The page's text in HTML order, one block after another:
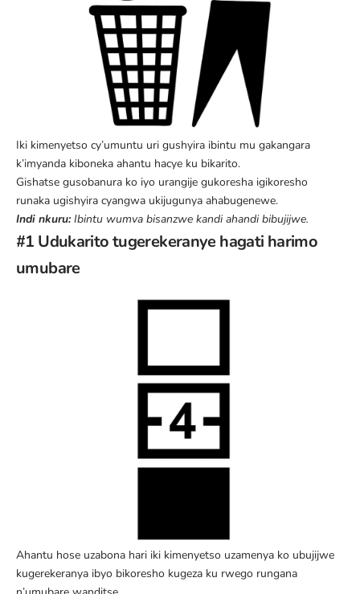
Iki kimenyetso cy’umuntu uri gushyira ibintu mu gakangara
k’imyanda kiboneka ahantu hacye ku bikarito.
Gishatse gusobanura ko iyo urangije gukoresha igikoresho
runaka ugishyira cyangwa ukijugunya ahabugenewe.
Indi nkuru: Ibintu wumva bisanzwe kandi ahandi bibujijwe.
#1 Udukarito tugerekeranye hagati harimo
umubare
Ahantu hose uzabona hari iki kimenyetso uzamenya ko ubujijwe
kugerekeranya ibyo bikoresho kugeza ku rwego rungana